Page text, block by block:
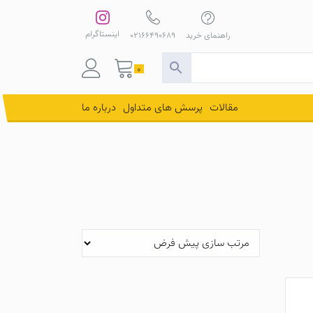
0
راهنمای خرید 02166490689 اینستاگرام
مقالات پرسش های متداول درباره ما